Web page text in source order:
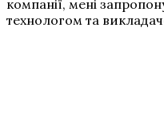
компанії, мені
технологом та